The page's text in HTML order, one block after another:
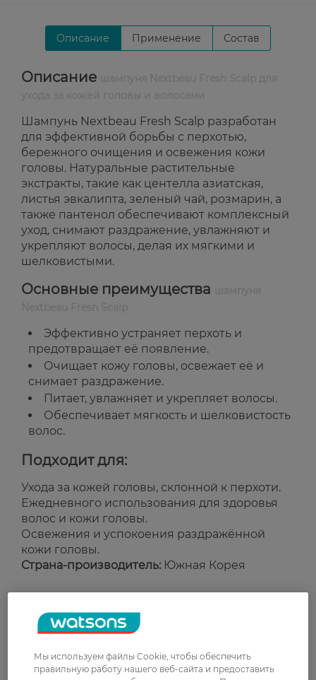
Описание Применение Состав
Описание
Шампунь Nextbeau Fresh Scalp разработан
для эффективной борьбы с перхотью,
бережного очищения и освежения кожи
головы. Натуральные растительные
экстракты, такие как центелла азиатская,
листья эвкалипта, зеленый чай, розмарин, а
также пантенол обеспечивают комплексный
уход, снимают раздражение, увлажняют и
укрепляют волосы, делая их мягкими и
шелковистыми.
Основные преимущества
Эффективно устраняет перхоть и
предотвращает её появление.
Очищает кожу головы, освежает её и
снимает раздражение.
Питает, увлажняет и укрепляет волосы.
Обеспечивает мягкость и шелковистость
волос.
Подходит для:
Ухода за кожей головы, склонной к перхоти.
Ежедневного использования для здоровья
волос и кожи головы.
Освежения и успокоения раздражённой
кожи головы.
Страна-производитель: Южная Корея
0 0 відгуків
Мы используем файлы Cookie, чтобы обеспечить
правильную работу нашего веб-сайта и предоставить